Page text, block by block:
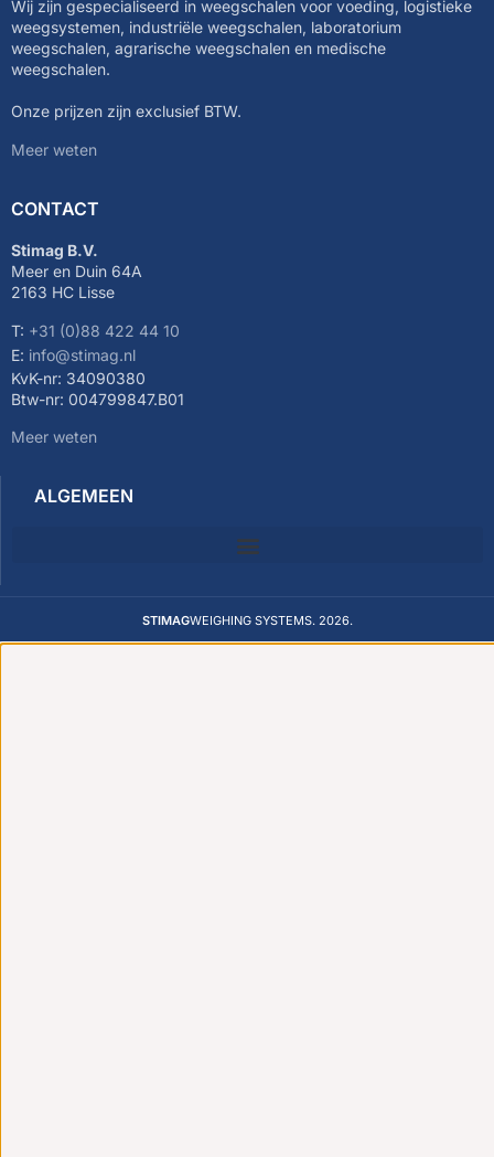
Wij zijn gespecialiseerd in weegschalen voor voeding, logistieke
weegsystemen, industriële weegschalen, laboratorium
weegschalen, agrarische weegschalen en medische
weegschalen.
Onze prijzen zijn exclusief BTW.
Meer weten
CONTACT
Stimag B.V.
Meer en Duin 64A
2163 HC Lisse
T: +31 (0)88 422 44 10
E: info@stimag.nl
KvK-nr: 34090380
Btw-nr: 004799847.B01
Meer weten
ALGEMEEN
STIMAGWEIGHING SYSTEMS. 2026.